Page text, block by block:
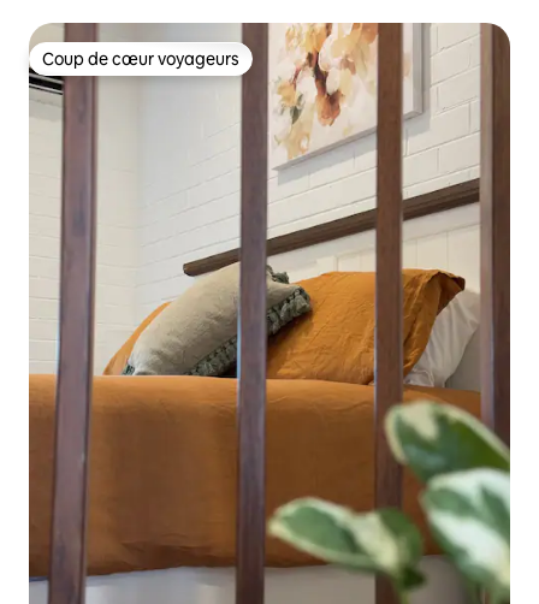
Coup de cœur voyageurs
Coup de cœur voyageurs